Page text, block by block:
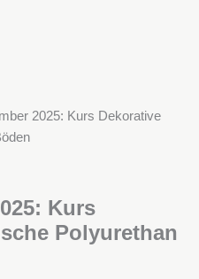
2025: Kurs Dekorative
Kurs
Polyurethan